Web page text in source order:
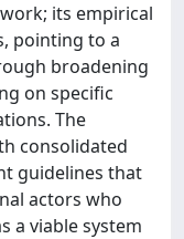
its empirical
pointing to a
broadening
on specific
The
consolidated
guidelines that
actors who
a viable system